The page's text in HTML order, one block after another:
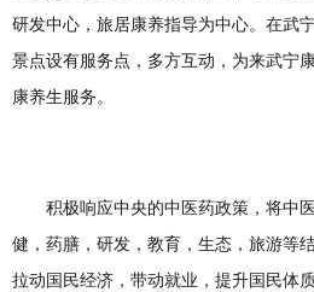
研发中心，旅居康养指导为中心。在武
景点设有服务点，多方互动，为来武宁
康养生服务。
积极响应中央的中医药政策，将中医
健，药膳，研发，教育，生态，旅游等
拉动国民经济，带动就业，提升国民体